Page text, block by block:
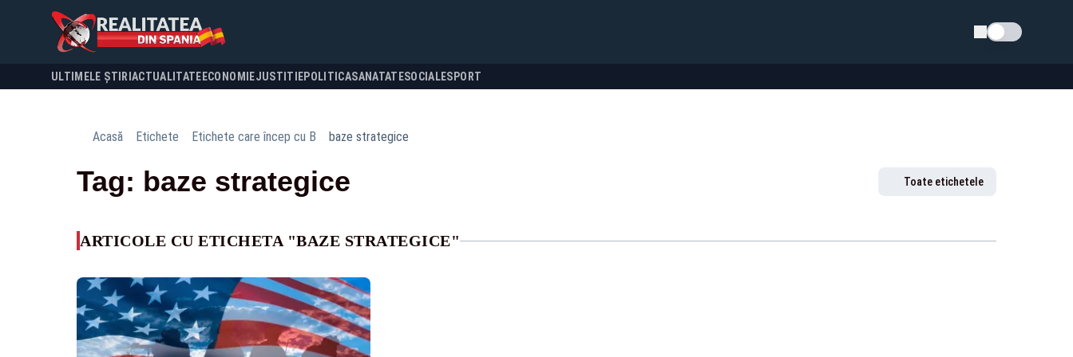
Schimba tema
ULTIMELE ȘTIRI ACTUALITATE ECONOMIEJUSTITIEPOLITICASANATATESOCIALESPORT
Acasă Etichete Etichete care încep cu B baze strategice
Tag: baze strategice Toate etichetele
ARTICOLE CU ETICHETA "BAZE STRATEGICE"